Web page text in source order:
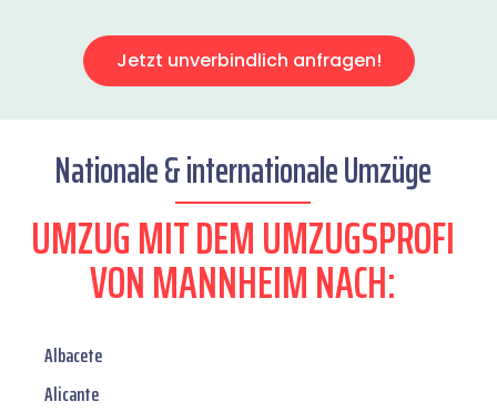
Jetzt unverbindlich anfragen!
Nationale & internationale Umzüge
UMZUG MIT DEM UMZUGSPROFI
VON MANNHEIM NACH:
Albacete
Alicante